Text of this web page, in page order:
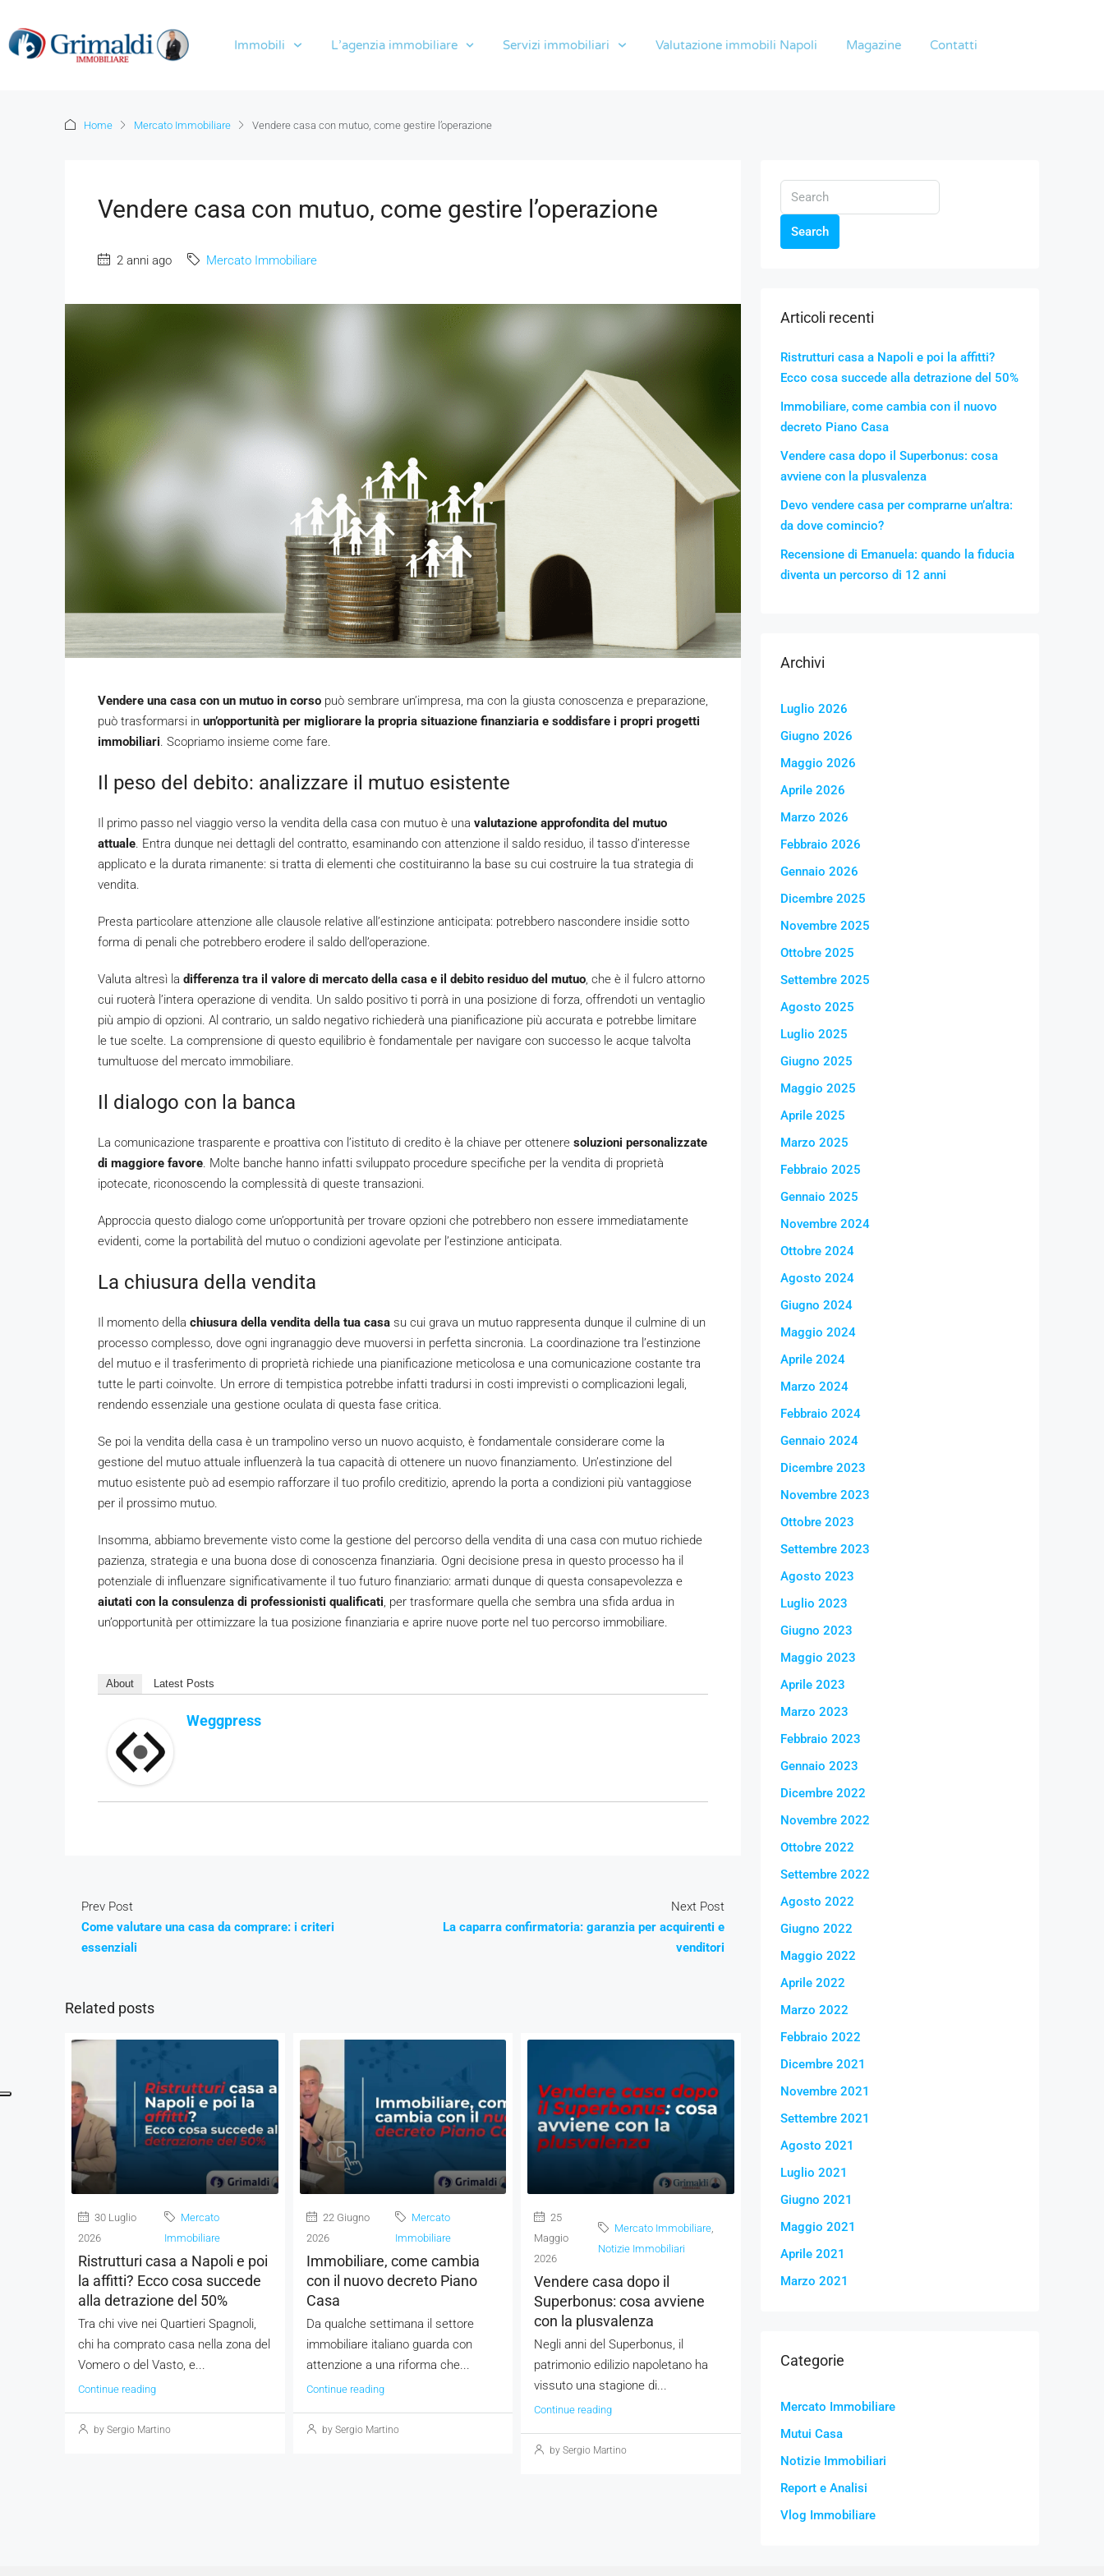
Immobili L’agenzia immobiliare Servizi immobiliari Valutazione immobili Napoli Magazine Contatti
Home Mercato Immobiliare Vendere casa con mutuo, come gestire l’operazione
Vendere casa con mutuo, come gestire l’operazione
2 anni ago Mercato Immobiliare
Vendere una casa con un mutuo in corso può sembrare un’impresa, ma con la giusta conoscenza e preparazione,
può trasformarsi in un’opportunità per migliorare la propria situazione finanziaria e soddisfare i propri progetti
immobiliari. Scopriamo insieme come fare.
Il peso del debito: analizzare il mutuo esistente
Il primo passo nel viaggio verso la vendita della casa con mutuo è una valutazione approfondita del mutuo
attuale. Entra dunque nei dettagli del contratto, esaminando con attenzione il saldo residuo, il tasso d’interesse
applicato e la durata rimanente: si tratta di elementi che costituiranno la base su cui costruire la tua strategia di
vendita.
Presta particolare attenzione alle clausole relative all’estinzione anticipata: potrebbero nascondere insidie sotto
forma di penali che potrebbero erodere il saldo dell’operazione.
Valuta altresì la differenza tra il valore di mercato della casa e il debito residuo del mutuo, che è il fulcro attorno
cui ruoterà l’intera operazione di vendita. Un saldo positivo ti porrà in una posizione di forza, offrendoti un ventaglio
più ampio di opzioni. Al contrario, un saldo negativo richiederà una pianificazione più accurata e potrebbe limitare
le tue scelte. La comprensione di questo equilibrio è fondamentale per navigare con successo le acque talvolta
tumultuose del mercato immobiliare.
Il dialogo con la banca
La comunicazione trasparente e proattiva con l’istituto di credito è la chiave per ottenere soluzioni personalizzate
di maggiore favore. Molte banche hanno infatti sviluppato procedure specifiche per la vendita di proprietà
ipotecate, riconoscendo la complessità di queste transazioni.
Approccia questo dialogo come un’opportunità per trovare opzioni che potrebbero non essere immediatamente
evidenti, come la portabilità del mutuo o condizioni agevolate per l’estinzione anticipata.
La chiusura della vendita
Il momento della chiusura della vendita della tua casa su cui grava un mutuo rappresenta dunque il culmine di un
processo complesso, dove ogni ingranaggio deve muoversi in perfetta sincronia. La coordinazione tra l’estinzione
del mutuo e il trasferimento di proprietà richiede una pianificazione meticolosa e una comunicazione costante tra
tutte le parti coinvolte. Un errore di tempistica potrebbe infatti tradursi in costi imprevisti o complicazioni legali,
rendendo essenziale una gestione oculata di questa fase critica.
Se poi la vendita della casa è un trampolino verso un nuovo acquisto, è fondamentale considerare come la
gestione del mutuo attuale influenzerà la tua capacità di ottenere un nuovo finanziamento. Un’estinzione del
mutuo esistente può ad esempio rafforzare il tuo profilo creditizio, aprendo la porta a condizioni più vantaggiose
per il prossimo mutuo.
Insomma, abbiamo brevemente visto come la gestione del percorso della vendita di una casa con mutuo richiede
pazienza, strategia e una buona dose di conoscenza finanziaria. Ogni decisione presa in questo processo ha il
potenziale di influenzare significativamente il tuo futuro finanziario: armati dunque di questa consapevolezza e
aiutati con la consulenza di professionisti qualificati, per trasformare quella che sembra una sfida ardua in
un’opportunità per ottimizzare la tua posizione finanziaria e aprire nuove porte nel tuo percorso immobiliare.
About Latest Posts
Weggpress
Prev Post
Come valutare una casa da comprare: i criteri
essenziali
Next Post
La caparra confirmatoria: garanzia per acquirenti e
venditori
Related posts
30 Luglio
2026
Mercato
Immobiliare
Ristrutturi casa a Napoli e poi
la affitti? Ecco cosa succede
alla detrazione del 50%
Tra chi vive nei Quartieri Spagnoli,
chi ha comprato casa nella zona del
Vomero o del Vasto, e...
Continue reading
by Sergio Martino
22 Giugno
2026
Mercato
Immobiliare
Immobiliare, come cambia
con il nuovo decreto Piano
Casa
Da qualche settimana il settore
immobiliare italiano guarda con
attenzione a una riforma che...
Continue reading
by Sergio Martino
25
Maggio
2026
Mercato Immobiliare,
Notizie Immobiliari
Vendere casa dopo il
Superbonus: cosa avviene
con la plusvalenza
Negli anni del Superbonus, il
patrimonio edilizio napoletano ha
vissuto una stagione di...
Continue reading
by Sergio Martino
Search
Articoli recenti
Ristrutturi casa a Napoli e poi la affitti?
Ecco cosa succede alla detrazione del 50%
Immobiliare, come cambia con il nuovo
decreto Piano Casa
Vendere casa dopo il Superbonus: cosa
avviene con la plusvalenza
Devo vendere casa per comprarne un’altra:
da dove comincio?
Recensione di Emanuela: quando la fiducia
diventa un percorso di 12 anni
Archivi
Luglio 2026
Giugno 2026
Maggio 2026
Aprile 2026
Marzo 2026
Febbraio 2026
Gennaio 2026
Dicembre 2025
Novembre 2025
Ottobre 2025
Settembre 2025
Agosto 2025
Luglio 2025
Giugno 2025
Maggio 2025
Aprile 2025
Marzo 2025
Febbraio 2025
Gennaio 2025
Novembre 2024
Ottobre 2024
Agosto 2024
Giugno 2024
Maggio 2024
Aprile 2024
Marzo 2024
Febbraio 2024
Gennaio 2024
Dicembre 2023
Novembre 2023
Ottobre 2023
Settembre 2023
Agosto 2023
Luglio 2023
Giugno 2023
Maggio 2023
Aprile 2023
Marzo 2023
Febbraio 2023
Gennaio 2023
Dicembre 2022
Novembre 2022
Ottobre 2022
Settembre 2022
Agosto 2022
Giugno 2022
Maggio 2022
Aprile 2022
Marzo 2022
Febbraio 2022
Dicembre 2021
Novembre 2021
Settembre 2021
Agosto 2021
Luglio 2021
Giugno 2021
Maggio 2021
Aprile 2021
Marzo 2021
Categorie
Mercato Immobiliare
Mutui Casa
Notizie Immobiliari
Report e Analisi
Vlog Immobiliare